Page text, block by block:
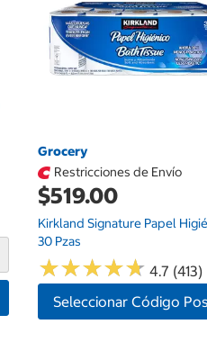
Grocery
Restricciones de Envío
$519.00
Kirkland Signature Papel
30 Pzas
★★★★★
★★★★★ 4.7 (413)
Seleccionar Código